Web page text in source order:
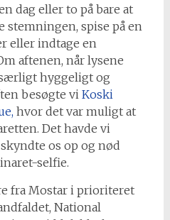
dag eller to på bare at
stemningen, spise på en
eller indtage en
aftenen, når lysene
hyggeligt og
besøgte vi Koski
hvor det var muligt at
Det havde vi
os op og nød
selfie.
fra Mostar i prioriteret
National